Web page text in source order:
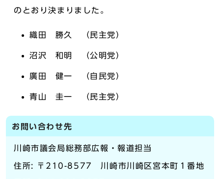
のとおり決まりました。
織田 勝久 （民主党）
沼沢 和明 （公明党）
廣田 健一 （自民党）
青山 圭一 （民主党）
お問い合わせ先
川崎市議会局総務部広報・報道担当
住所: 〒210-8577 川崎市川崎区宮本町１番地